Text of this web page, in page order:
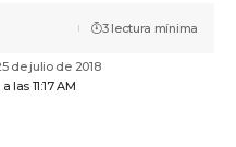
las 11:17 AM
de julio de 2018
3 lectura mínima